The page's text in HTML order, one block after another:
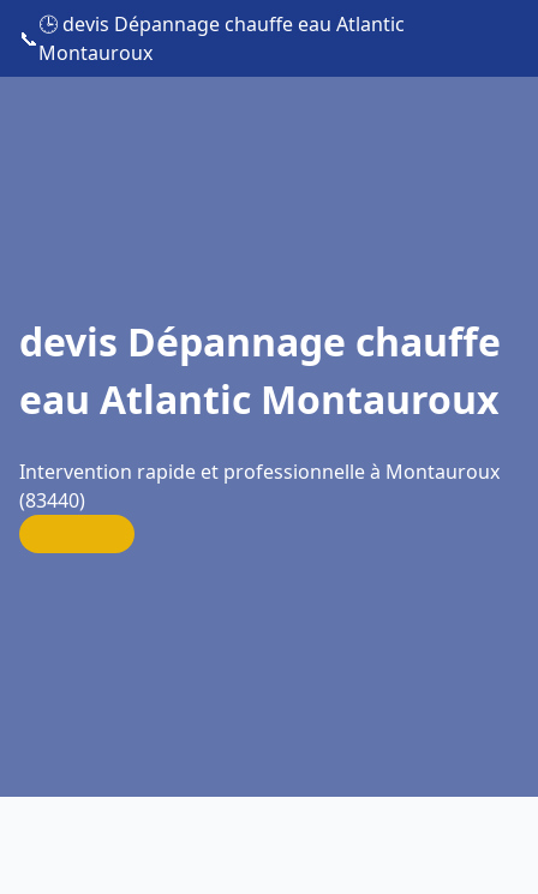
📞
🕒 devis Dépannage chauffe eau Atlantic
Montauroux
devis Dépannage chauffe
eau Atlantic Montauroux
Intervention rapide et professionnelle à Montauroux
(83440)